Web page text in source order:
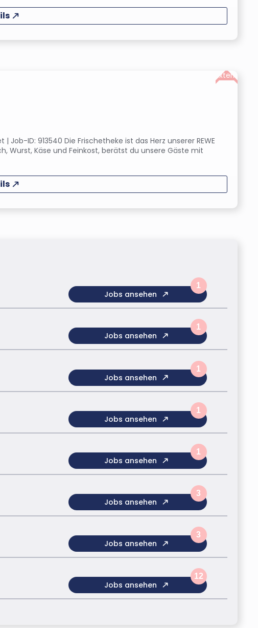
ID: 913540 Die Frischetheke ist das Herz unserer REWE
Wurst, Käse und Feinkost, berätst du unsere Gäste mit
Extern
1
Jobs ansehen
1
Jobs ansehen
1
Jobs ansehen
1
Jobs ansehen
1
Jobs ansehen
3
Jobs ansehen
3
Jobs ansehen
12
Jobs ansehen